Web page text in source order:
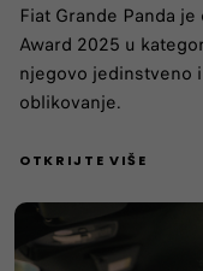
Fiat Grande Panda
Award 2025 u
njegovo jedinstveno
oblikovanje.
OTKRIJTE VIŠE